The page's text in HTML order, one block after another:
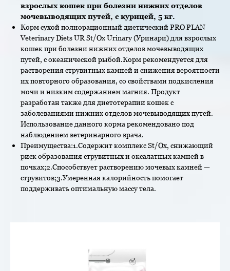
взрослых кошек при болезни нижних отделов
мочевыводящих путей, с курицей, 5 кг.
Корм сухой полнорационный диетический PRO PLAN
Veterinary Diets UR St/Ox Urinary (Уринари) для взрослых
кошек при болезни нижних отделов мочевыводящих
путей, с океанической рыбой.Корм рекомендуется для
растворения струвитных камней и снижения вероятности
их повторного образования, со свойствами подкисления
мочи и низким содержанием магния. Продукт
разработан также для диетотерапии кошек с
заболеваниями нижних отделов мочевыводящих путей.
Использование данного корма рекомендовано под
наблюдением ветеринарного врача.
Преимущества:1.Содержит комплекс St/Ox, снижающий
риск образования струвитных и оксалатных камней в
почках;2.Способствует растворению мочевых камней —
струвитов;3.Умеренная калорийность помогает
поддерживать оптимальную массу тела.